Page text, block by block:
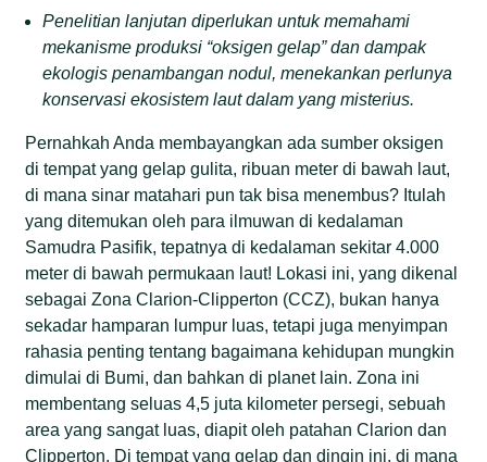
Penelitian lanjutan diperlukan untuk memahami
mekanisme produksi “oksigen gelap” dan dampak
ekologis penambangan nodul, menekankan perlunya
konservasi ekosistem laut dalam yang misterius.
Pernahkah Anda membayangkan ada sumber oksigen
di tempat yang gelap gulita, ribuan meter di bawah laut,
di mana sinar matahari pun tak bisa menembus? Itulah
yang ditemukan oleh para ilmuwan di kedalaman
Samudra Pasifik, tepatnya di kedalaman sekitar 4.000
meter di bawah permukaan laut! Lokasi ini, yang dikenal
sebagai Zona Clarion-Clipperton (CCZ), bukan hanya
sekadar hamparan lumpur luas, tetapi juga menyimpan
rahasia penting tentang bagaimana kehidupan mungkin
dimulai di Bumi, dan bahkan di planet lain. Zona ini
membentang seluas 4,5 juta kilometer persegi, sebuah
area yang sangat luas, diapit oleh patahan Clarion dan
Clipperton. Di tempat yang gelap dan dingin ini, di mana